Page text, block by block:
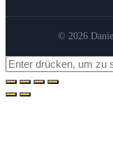
© 2026